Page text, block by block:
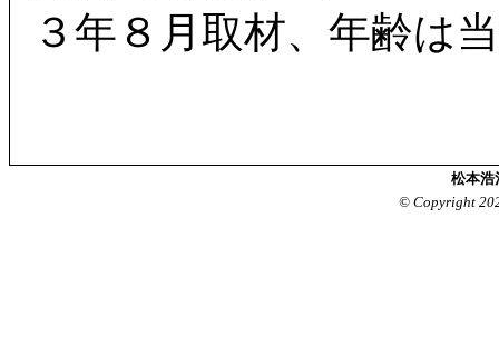
３年８月取材、年齢は
松本
© Copyright